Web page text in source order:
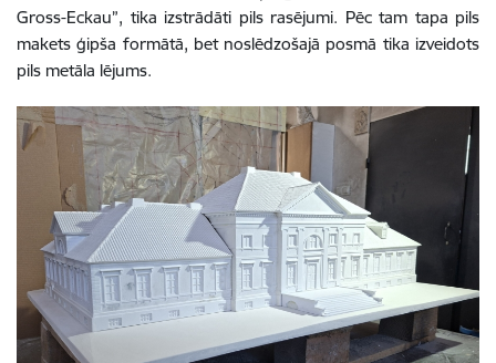
Gross-Eckau”, tika izstrādāti pils rasējumi. Pēc tam tapa pils
makets ģipša formātā, bet noslēdzošajā posmā tika izveidots
pils metāla lējums.